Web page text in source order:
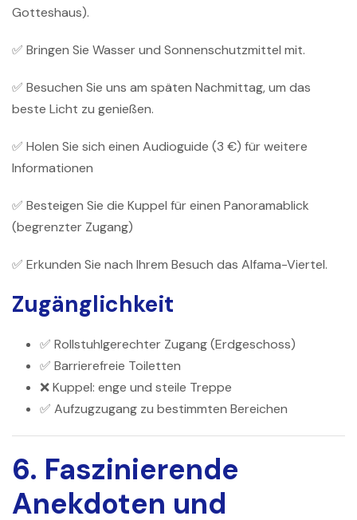
Gotteshaus).
✅ Bringen Sie Wasser und Sonnenschutzmittel mit.
✅ Besuchen Sie uns am späten Nachmittag, um das
beste Licht zu genießen.
✅ Holen Sie sich einen Audioguide (3 €) für weitere
Informationen
✅ Besteigen Sie die Kuppel für einen Panoramablick
(begrenzter Zugang)
✅ Erkunden Sie nach Ihrem Besuch das Alfama-Viertel.
Zugänglichkeit
✅ Rollstuhlgerechter Zugang (Erdgeschoss)
✅ Barrierefreie Toiletten
❌ Kuppel: enge und steile Treppe
✅ Aufzugzugang zu bestimmten Bereichen
6. Faszinierende
Anekdoten und